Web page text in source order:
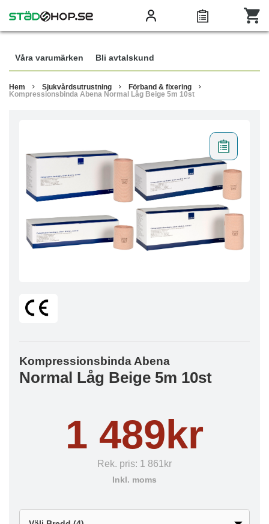
Våra varumärken Bli avtalskund
Hem Sjukvårdsutrustning
Förband & fixering
Kompressionsbinda Abena Normal Låg Beige 5m 10st
Kompressionsbinda Abena
Normal Låg Beige 5m 10st
1 489kr
Rek. pris: 1 861kr
Inkl. moms